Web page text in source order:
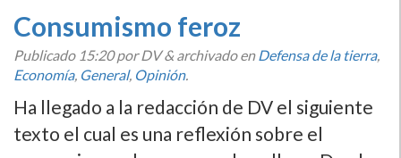
Consumismo feroz
Publicado 15:20por DV&archivado enDefensa de la tierra,
Economí­a, General, Opinión.
Ha llegado a la redacción de DV el siguiente
texto el cual es una reflexión sobre el